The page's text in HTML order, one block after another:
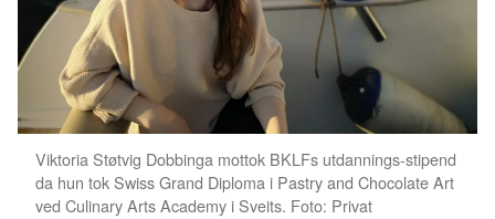
Viktoria Støtvig Dobbinga mottok BKLFs utdannings-stipend
da hun tok Swiss Grand Diploma i Pastry and Chocolate Art
ved Culinary Arts Academy i Sveits. Foto: Privat